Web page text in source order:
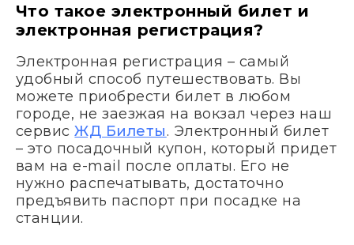
Что такое электронный билет и
электронная регистрация?
Электронная регистрация – самый
удобный способ путешествовать. Вы
можете приобрести билет в любом
городе, не заезжая на вокзал через наш
сервисЖД Билеты. Электронный билет
– это посадочный купон, который придет
вам на e-mail после оплаты. Его не
нужно распечатывать, достаточно
предъявить паспорт при посадке на
станции.